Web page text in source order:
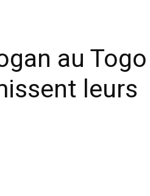
au Togo
leurs